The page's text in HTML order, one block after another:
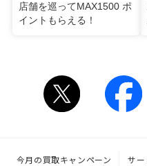
店舗を巡ってMAX1500 ポ
イントもらえる！
今月の買取キャンペーン サ